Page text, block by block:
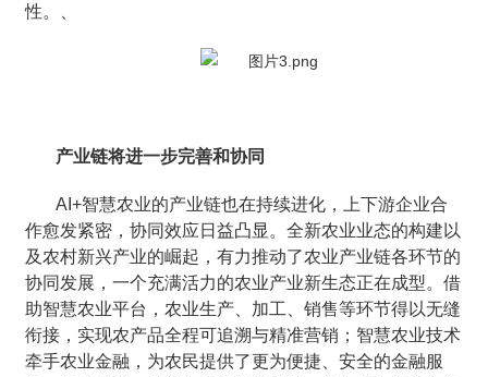
性。、
产业链将进一步完善和协同
AI+智慧农业的产业链也在持续进化，上下游企业合
作愈发紧密，协同效应日益凸显。全新农业业态的构建以
及农村新兴产业的崛起，有力推动了农业产业链各环节的
协同发展，一个充满活力的农业产业新生态正在成型。借
助智慧农业平台，农业生产、加工、销售等环节得以无缝
衔接，实现农产品全程可追溯与精准营销；智慧农业技术
牵手农业金融，为农民提供了更为便捷、安全的金融服